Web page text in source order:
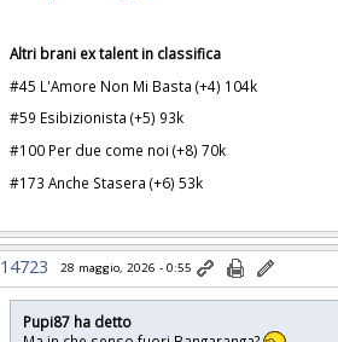
Altri brani ex talent in classifica
#45 L'Amore Non Mi Basta (+4) 104k
#59 Esibizionista (+5) 93k
#100 Per due come noi (+8) 70k
#173 Anche Stasera (+6) 53k
14723 28 maggio, 2026 - 0:55
Pupi87 ha detto